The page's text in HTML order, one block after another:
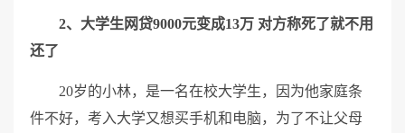
2、大学生网贷9000元变成13万 对方称死了就不用
还了
20岁的小林，是一名在校大学生，因为他家庭条
件不好，考入大学又想买手机和电脑，为了不让父母